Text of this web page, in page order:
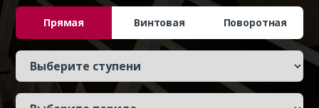
Прямая Винтовая Поворотная